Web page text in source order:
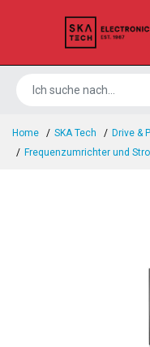
Home SKA Tech
Drive &
Frequenzumrichter und